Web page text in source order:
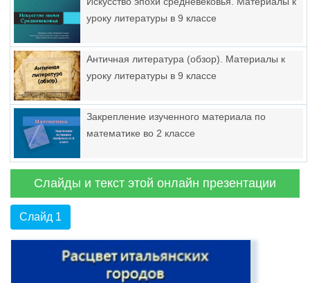
уроку литературы в 9 классе
Античная литература (обзор). Материалы к
уроку литературы в 9 классе
Закрепление изученного материала по
математике во 2 классе
Слайды и текст этой онлайн презентации
Слайд 1